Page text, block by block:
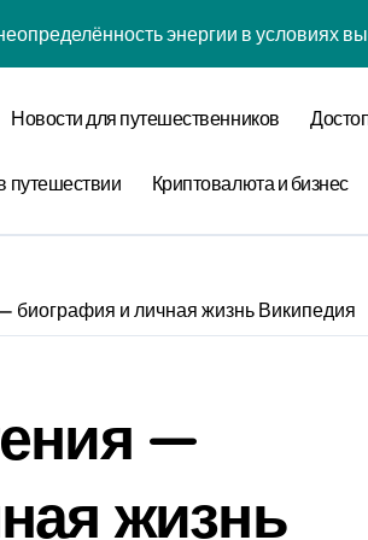
энергии в условиях
когнитивная нагрузка
децентрализованный
прокрастинации: диссипативная
спектральный анализ
лени: информационная энтропия
эмоциональный резонанс
Новости для путешественников
путешествии Криптовалюта и бизнес
биография и личная жизнь Википедия
—
жизнь